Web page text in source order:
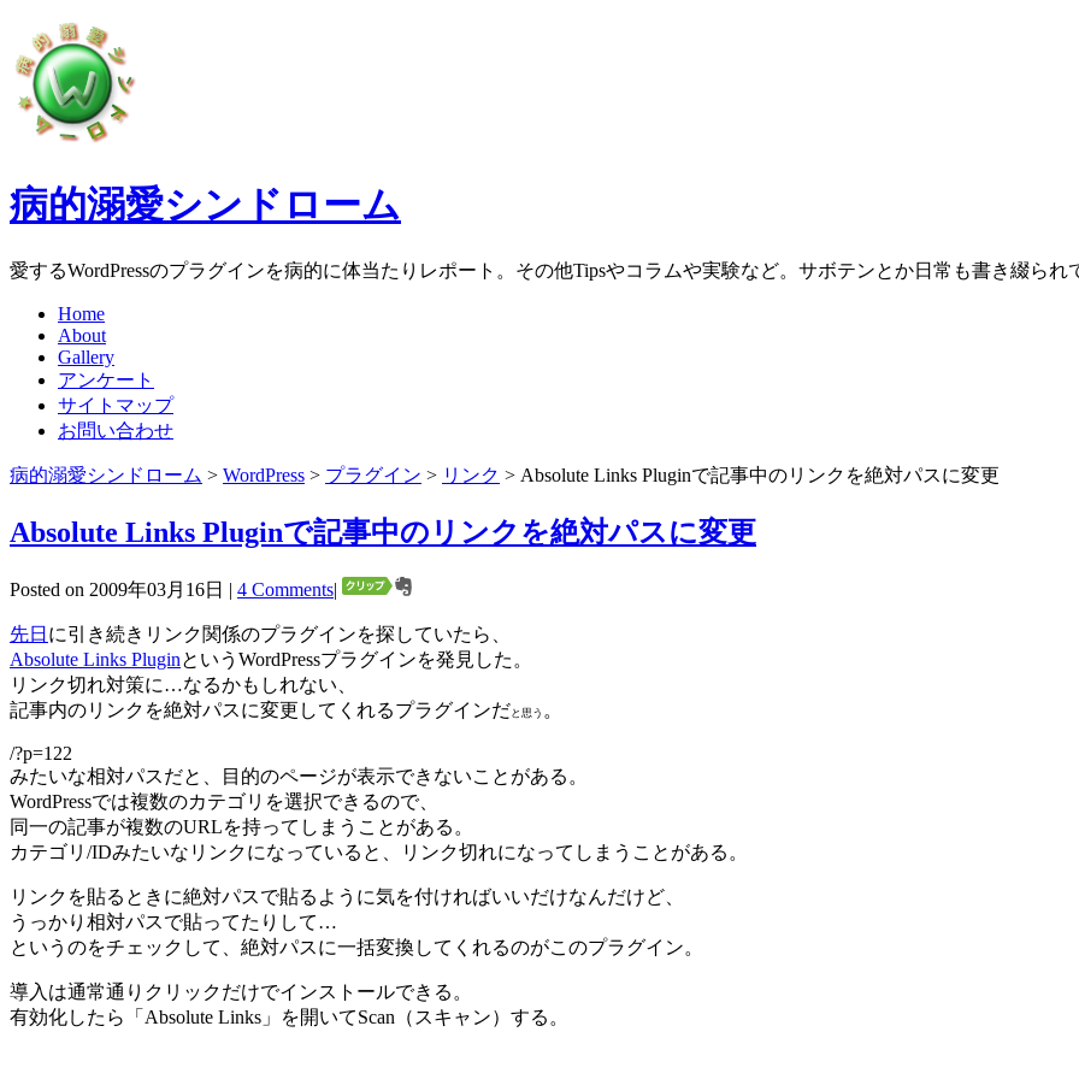
病的溺愛シンドローム
愛するWordPressのプラグインを病的に体当たりレポート。その他Tipsやコラムや実験など。サボテンとか日常も書き綴られ
Home
About
Gallery
アンケート
サイトマップ
お問い合わせ
病的溺愛シンドローム > WordPress > プラグイン > リンク > Absolute Links Pluginで記事中のリンクを絶対パスに変更
Absolute Links Pluginで記事中のリンクを絶対パスに変更
Posted on 2009年03月16日 | 4 Comments|
先日 に引き続きリンク関係のプラグインを探していたら、
Absolute Links PluginというWordPressプラグインを発見した。
リンク切れ対策に…なるかもしれない、
記事内のリンクを絶対パスに変更してくれるプラグインだと思う 。
/?p=122
みたいな相対パスだと、目的のページが表示できないことがある。
WordPressでは複数のカテゴリを選択できるので、
同一の記事が複数のURLを持ってしまうことがある。
カテゴリ/IDみたいなリンクになっていると、リンク切れになってしまうことがある。
リンクを貼るときに絶対パスで貼るように気を付ければいいだけなんだけど、
うっかり相対パスで貼ってたりして…
というのをチェックして、絶対パスに一括変換してくれるのがこのプラグイン。
導入は通常通りクリックだけでインストールできる。
有効化したら「Absolute Links」を開いてScan（スキャン）する。